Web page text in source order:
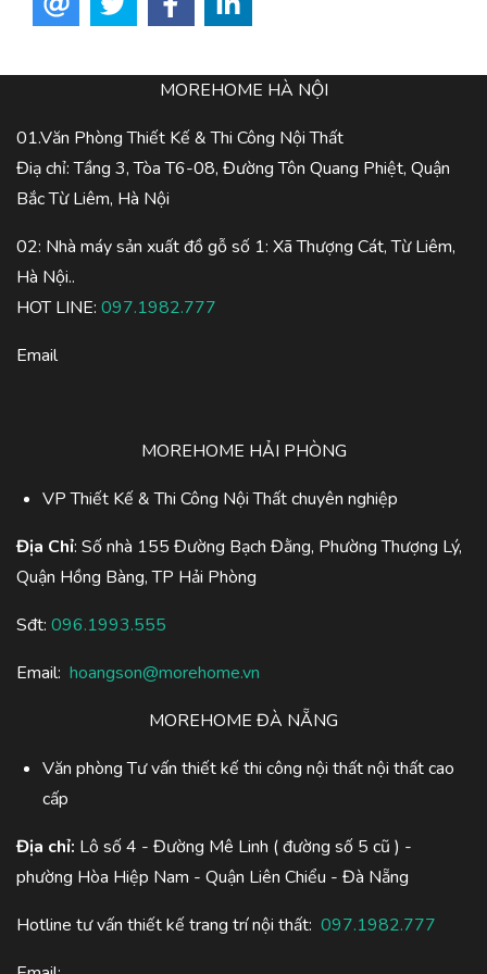
MOREHOME HÀ NỘI
01.Văn Phòng Thiết Kế & Thi Công Nội Thất
Điạ chỉ: Tầng 3, Tòa T6-08, Đường Tôn Quang Phiệt, Quận
Bắc Từ Liêm, Hà Nội
02: Nhà máy sản xuất đồ gỗ số 1: Xã Thượng Cát, Từ Liêm,
Hà Nội..
HOT LINE: 097.1982.777
Email
MOREHOME HẢI PHÒNG
VP Thiết Kế & Thi Công Nội Thất chuyên nghiệp
Địa Chỉ: Số nhà 155 Đường Bạch Đằng, Phường Thượng Lý,
Quận Hồng Bàng, TP Hải Phòng
Sđt: 096.1993.555
Email: hoangson@morehome.vn
MOREHOME ĐÀ NẴNG
Văn phòng Tư vấn thiết kế thi công nội thất nội thất cao
cấp
Địa chỉ: Lô số 4 - Đường Mê Linh ( đường số 5 cũ ) -
phường Hòa Hiệp Nam - Quận Liên Chiểu - Đà Nẵng
Hotline tư vấn thiết kế trang trí nội thất: 097.1982.777